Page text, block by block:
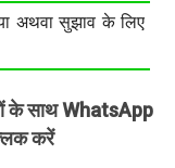
अथवा सुझाव के लिए
के साथ WhatsApp
करें